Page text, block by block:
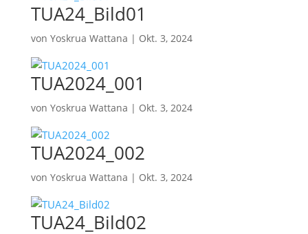
TUA24_Bild01
von Yoskrua Wattana | Okt. 3, 2024
TUA2024_001
von Yoskrua Wattana | Okt. 3, 2024
TUA2024_002
von Yoskrua Wattana | Okt. 3, 2024
TUA24_Bild02